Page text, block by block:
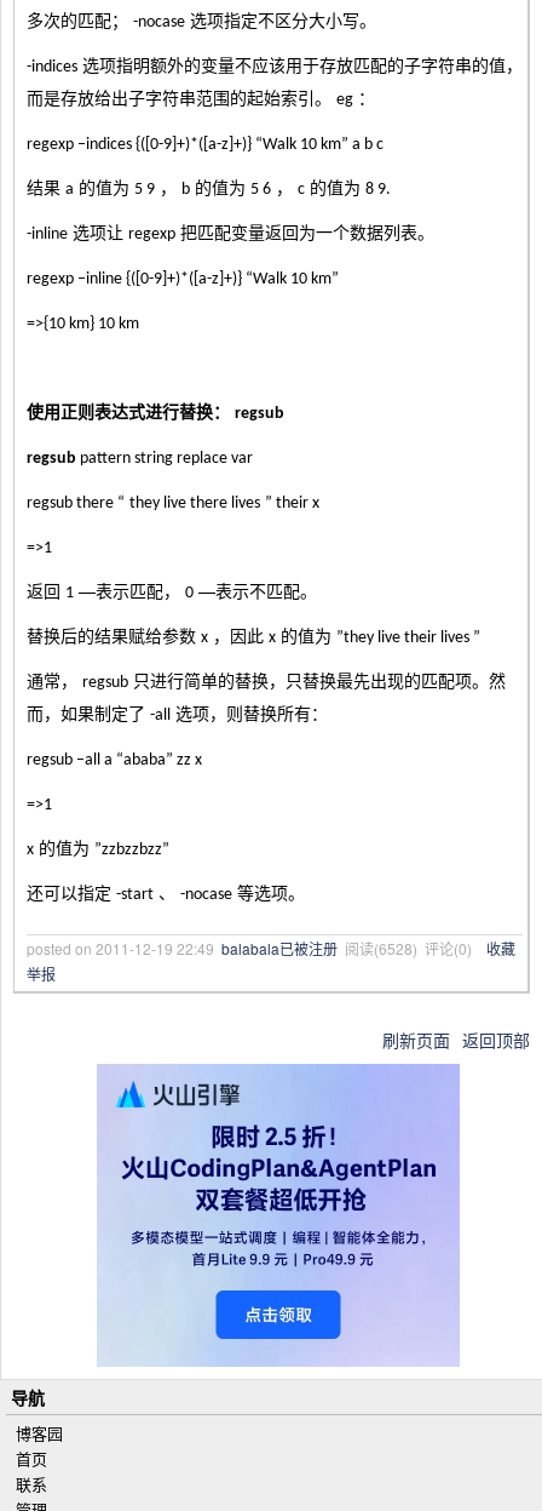
多次的匹配；
-nocase 选项指定不区分大小写。
-indices 选项指明额外的变量不应该用于存放匹配的子字符串的值，
而是存放给出子字符串范围的起始索引。
eg ：
regexp –indices {([0-9]+)*([a-z]+)} “Walk 10 km” a b c
结果 a 的值为 5 9 ， b 的值为 5 6 ， c 的值为 8 9.
-inline 选项让 regexp 把匹配变量返回为一个数据列表。
regexp –inline {([0-9]+)*([a-z]+)} “Walk 10 km”
=>{10 km} 10 km
使用正则表达式进行替换： regsub
regsub pattern string replace var
regsub there “ they live there lives ” their x
=>1
返回 1 —表示匹配， 0 —表示不匹配。
替换后的结果赋给参数 x ，因此 x 的值为 ”they live their lives ”
通常， regsub 只进行简单的替换，只替换最先出现的匹配项。然
而，如果制定了 -all 选项，则替换所有：
regsub –all a “ababa” zz x
=>1
x 的值为 ”zzbzzbzz”
还可以指定 -start 、 -nocase 等选项。
posted on 2011-12-19 22:49 balabala已被注册 阅读(6528) 评论(0) 收藏
举报
刷新页面 返回顶部
导航
博客园
首页
联系